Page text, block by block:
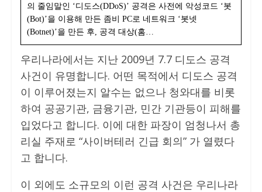
의 줄임말인 ‘디도스(DDoS)’ 공격은 사전에 악성코드 ‘봇
(Bot)’을 이용해 만든 좀비 PC로 네트워크 ‘봇넷
(Botnet)’을 만든 후, 공격 대상(홈…
우리나라에서는 지난 2009년 7.7 디도스 공격
사건이 유명합니다. 어떤 목적에서 디도스 공격
이 이루어졌는지 알수는 없으나 청와대를 비롯
하여 공공기관, 금융기관, 민간 기관등이 피해를
입었다고 합니다. 이에 대한 파장이 엄청나서 총
리실 주재로 “사이버테러 긴급 회의” 가 열렸다
고 합니다.
이 외에도 소규모의 이런 공격 사건은 우리나라